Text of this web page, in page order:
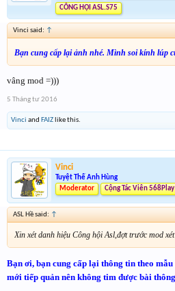
CÔNG HỘI ASL.S75
Vinci said: ↑
Bạn cung cấp lại ảnh nhé. Mình soi kính lúp
vâng mod =)))
5 Tháng tư 2016
Vinci and FAIZlike this.
Vinci
Tuyệt Thế Anh Hùng
Moderator
Cộng Tác Viên 568Play
ASL Hề said: ↑
Xin xét danh hiệu Công hội Asl,đợt trước mod
Bạn ơi, bạn cung cấp lại thông tin theo
mới tiếp quản nên không tim được bài